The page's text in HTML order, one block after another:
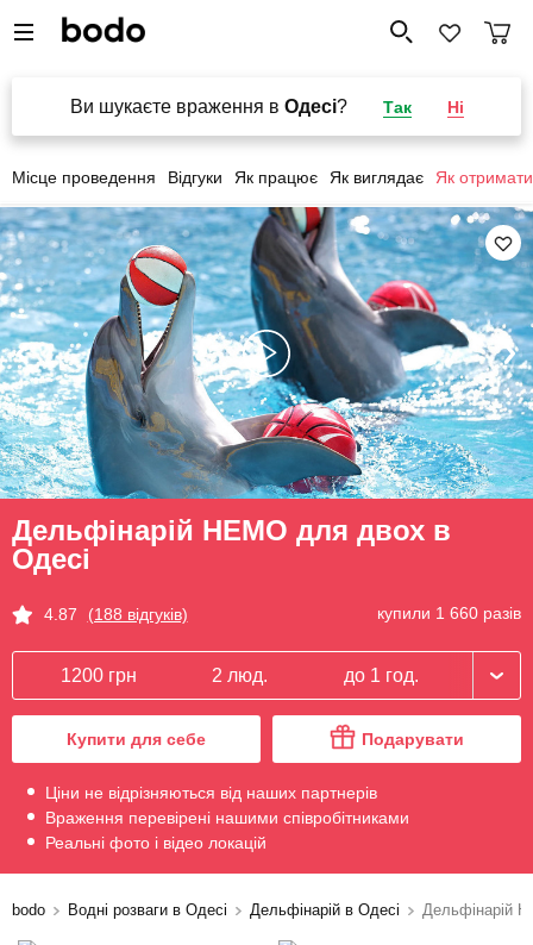
Ви шукаєте враження в Одесі? Так Ні
Місце проведення Відгуки Як працює Як виглядає Як отримати
Дельфінарій НЕМО для двох в
Одесі
4.87 (188 відгуків) купили 1 660 разів
1200 грн 2 люд. до 1 год.
Купити для себе Подарувати
Ціни не відрізняються від наших партнерів
Враження перевірені нашими співробітниками
Реальні фото і відео локацій
bodo Водні розваги в Одесі Дельфінарій в Одесі Дельфінарій